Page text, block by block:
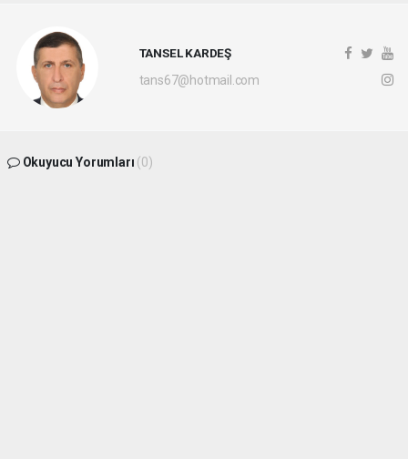
TANSEL KARDEŞ
tans67@hotmail.com
Okuyucu Yorumları (0)